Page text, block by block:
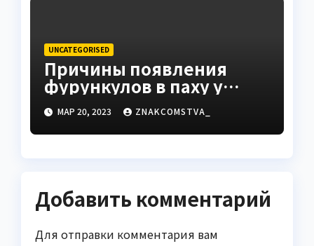
UNCATEGORISED
Причины появления
фурункулов в паху у
мужчин
МАР 20, 2023 ZNAKCOMSTVA_
Добавить комментарий
Для отправки комментария вам